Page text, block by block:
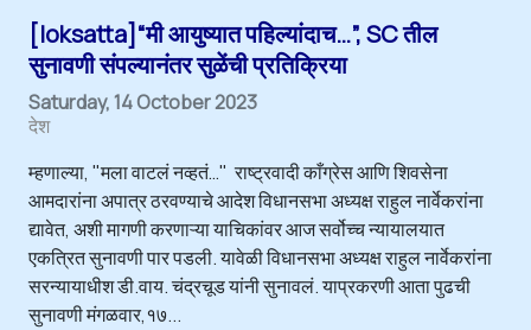
[loksatta]“मी आयुष्यात पहिल्यांदाच…”, SC तील
सुनावणी संपल्यानंतर सुळेंची प्रतिक्रिया
Saturday, 14 October 2023
देश
म्हणाल्या, "मला वाटलं नव्हतं…" राष्ट्रवादी काँग्रेस आणि शिवसेना
आमदारांना अपात्र ठरवण्याचे आदेश विधानसभा अध्यक्ष राहुल नार्वेकरांना
द्यावेत, अशी मागणी करणाऱ्या याचिकांवर आज सर्वोच्च न्यायालयात
एकत्रित सुनावणी पार पडली. यावेळी विधानसभा अध्यक्ष राहुल नार्वेकरांना
सरन्यायाधीश डी.वाय. चंद्रचूड यांनी सुनावलं. याप्रकरणी आता पुढची
सुनावणी मंगळवार,१७...